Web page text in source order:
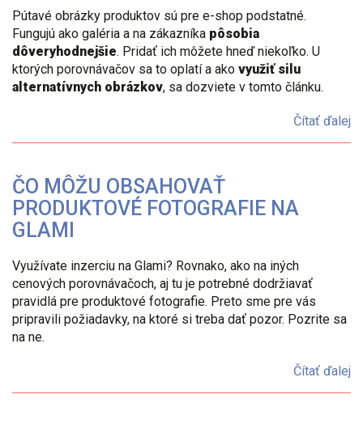
Pútavé obrázky produktov sú pre e-shop podstatné.
Fungujú ako galéria a na zákazníka pôsobia
dôveryhodnejšie. Pridať ich môžete hneď niekoľko. U
ktorých porovnávačov sa to oplatí a ako využiť silu
alternatívnych obrázkov, sa dozviete v tomto článku.
Čítať ďalej
ČO MÔŽU OBSAHOVAŤ
PRODUKTOVÉ FOTOGRAFIE NA
GLAMI
Využívate inzerciu na Glami? Rovnako, ako na iných
cenových porovnávačoch, aj tu je potrebné dodržiavať
pravidlá pre produktové fotografie. Preto sme pre vás
pripravili požiadavky, na ktoré si treba dať pozor. Pozrite sa
na ne.
Čítať ďalej